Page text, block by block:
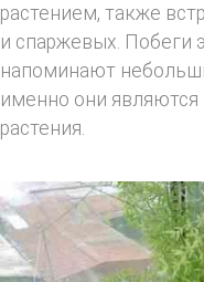
растением, также
и спаржевых. Побеги
напоминают
именно они
растения.